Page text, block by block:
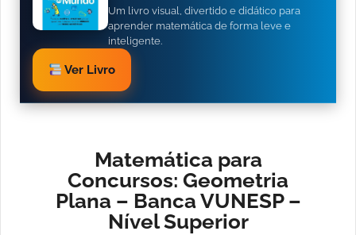
Um livro visual, divertido e didático para
aprender matemática de forma leve e
inteligente.
Ver Livro
Matemática para
Concursos: Geometria
Plana – Banca VUNESP –
Nível Superior